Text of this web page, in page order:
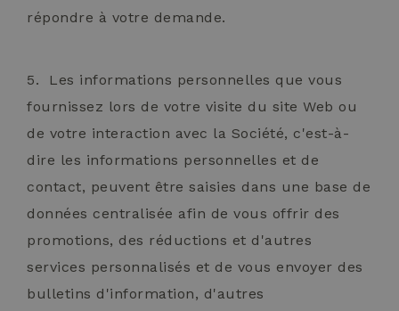
répondre à votre demande.
5. Les informations personnelles que vous
fournissez lors de votre visite du site Web ou
de votre interaction avec la Société, c'est-à-
dire les informations personnelles et de
contact, peuvent être saisies dans une base de
données centralisée afin de vous offrir des
promotions, des réductions et d'autres
services personnalisés et de vous envoyer des
bulletins d'information, d'autres